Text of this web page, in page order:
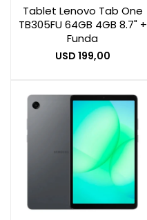
Tablet Lenovo Tab One
TB305FU 64GB 4GB 8.7" +
Funda
USD 199,00